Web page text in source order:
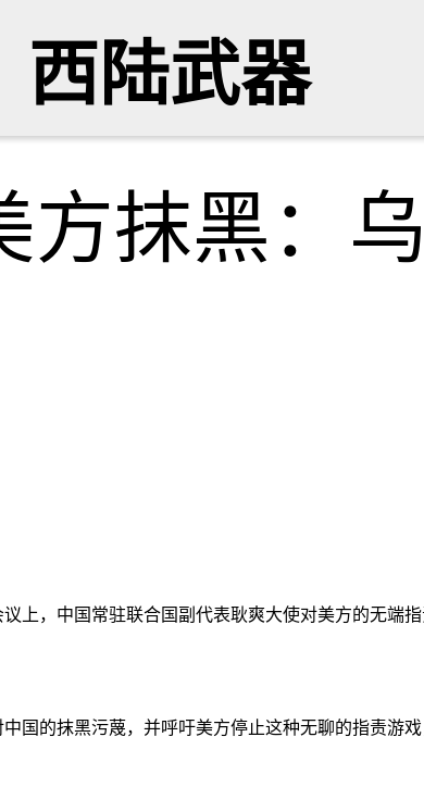
西陆武器
方抹黑：
上，中国常驻联合国副代表耿爽大使对美方的无端指
国的抹黑污蔑，并呼吁美方停止这种无聊的指责游